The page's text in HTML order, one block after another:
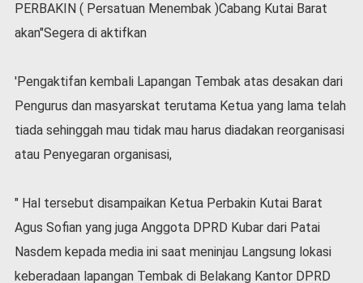
a
h
r
e
m
n
l
O
l
a
PERBAKIN ( Persatuan Menembak )Cabang Kutai Barat
akan"Segera di aktifkan
'Pengaktifan kembali Lapangan Tembak atas desakan dari
Pengurus dan masyarskat terutama Ketua yang lama telah
tiada sehinggah mau tidak mau harus diadakan reorganisasi
atau Penyegaran organisasi,
" Hal tersebut disampaikan Ketua Perbakin Kutai Barat
Agus Sofian yang juga Anggota DPRD Kubar dari Patai
Nasdem kepada media ini saat meninjau Langsung lokasi
keberadaan lapangan Tembak di Belakang Kantor DPRD